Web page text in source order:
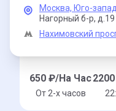
Москва, Юго-
Нагорный б-р, д.19
Нахимовский
650 ₽/На Час
От 2-x часов
2200